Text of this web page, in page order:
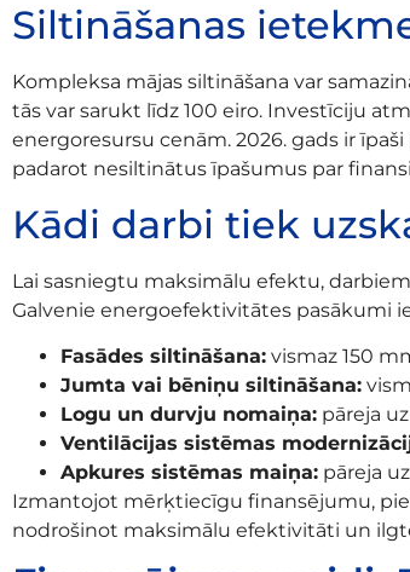
Siltināšanas
Kompleksa mājas siltināšana var
tās var sarukt līdz 100 eiro. Investīciju
energoresursu cenām. 2026. gads ir
padarot nesiltinātus īpašumus par
Kādi darbi tiek
Lai sasniegtu maksimālu efektu,
Galvenie energoefektivitātes pasākumi
Fasādes siltināšana: vismaz 150
Jumta vai bēniņu siltināšana:
Logu un durvju nomaiņa: pāreja
Ventilācijas sistēmas
Apkures sistēmas maiņa: pāreja
Izmantojot mērķtiecīgu finansējumu,
nodrošinot maksimālu efektivitāti un